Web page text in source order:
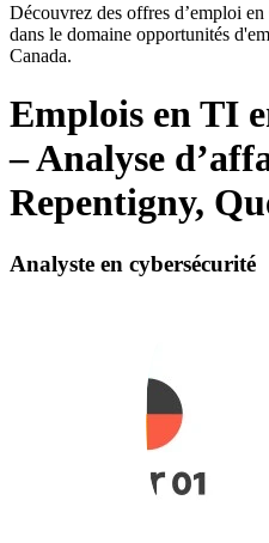
Découvrez des offres d’emploi
dans le domaine opportunités
Canada.
Emplois en TI
– Analyse
Repentigny,
Analyste en cybersécurité